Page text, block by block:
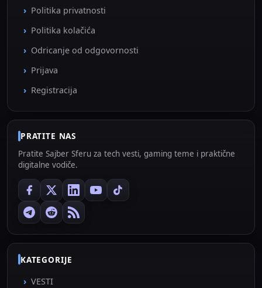
Politika privatnosti
Politika kolačića
Odricanje od odgovornosti
Prijava
Registracija
PRATITE NAS
Pratite Sajber Sferu za tech vesti, gaming teme i praktične
digitalne vodiče.
KATEGORIJE
VESTI